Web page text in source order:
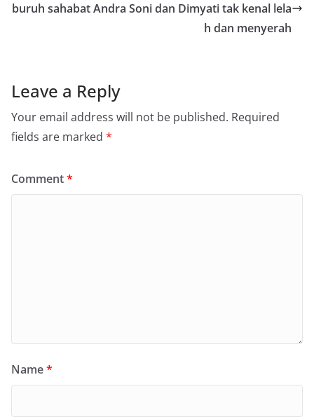
buruh sahabat Andra Soni dan Dimyati tak kenal lela
h dan menyerah
Leave a Reply
Your email address will not be published. Required
fields are marked *
Comment*
Name*